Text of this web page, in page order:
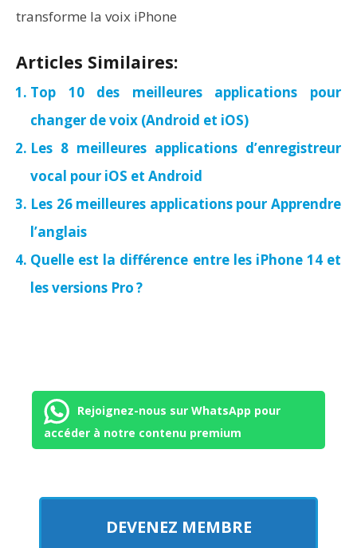
transforme la voix iPhone
Articles Similaires:
Top 10 des meilleures applications pour
changer de voix (Android et iOS)
Les 8 meilleures applications d’enregistreur
vocal pour iOS et Android
Les 26 meilleures applications pour Apprendre
l’anglais
Quelle est la différence entre les iPhone 14 et
les versions Pro ?
Rejoignez-nous sur WhatsApp pour
accéder à notre contenu premium
DEVENEZ MEMBRE